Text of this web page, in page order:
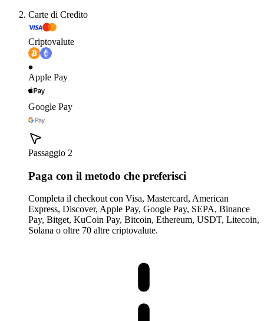
Carte di Credito
Criptovalute
Apple Pay
Google Pay
Passaggio 2
Paga con il metodo che preferisci
Completa il checkout con Visa, Mastercard, American
Express, Discover, Apple Pay, Google Pay, SEPA, Binance
Pay, Bitget, KuCoin Pay, Bitcoin, Ethereum, USDT, Litecoin,
Solana o oltre 70 altre criptovalute.